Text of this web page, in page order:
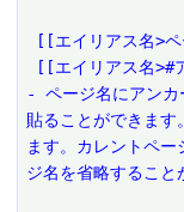
[[エイリアス名>
[[エイリアス名>#
- ページ名にアンカ
貼ることができます
ます。カレントペ
ジ名を省略すること